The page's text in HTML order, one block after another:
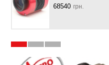
68540 грн.